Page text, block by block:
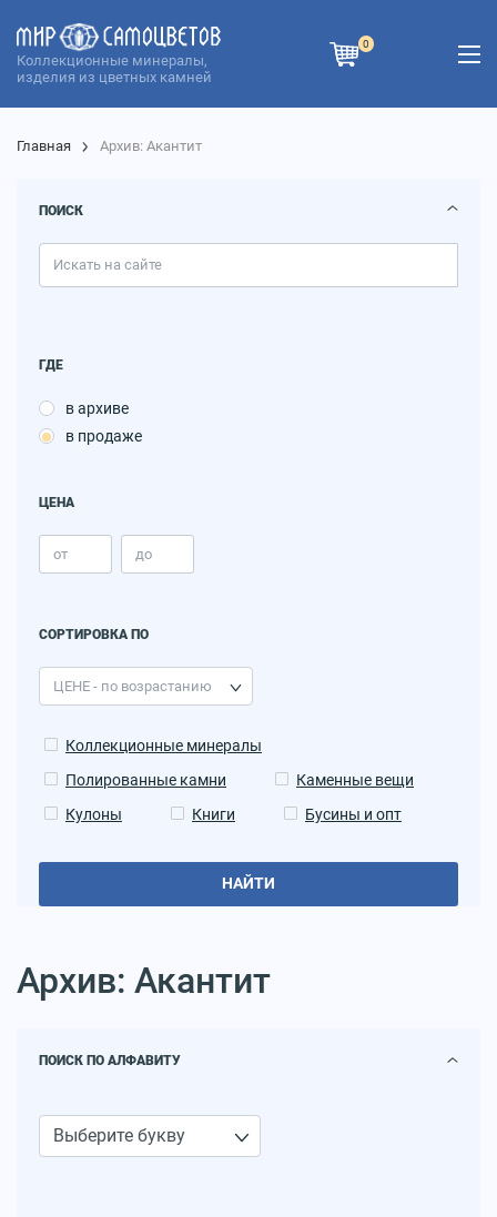
Коллекционные минералы,
изделия из цветных камней
0
Главная Архив: Акантит
ПОИСК
ГДЕ
в архиве
в продаже
ЦЕНА
СОРТИРОВКА ПО
Коллекционные минералы
Полированные камни
Каменные вещи
Кулоны
Книги Бусины и опт
НАЙТИ
Архив: Акантит
ПОИСК ПО АЛФАВИТУ